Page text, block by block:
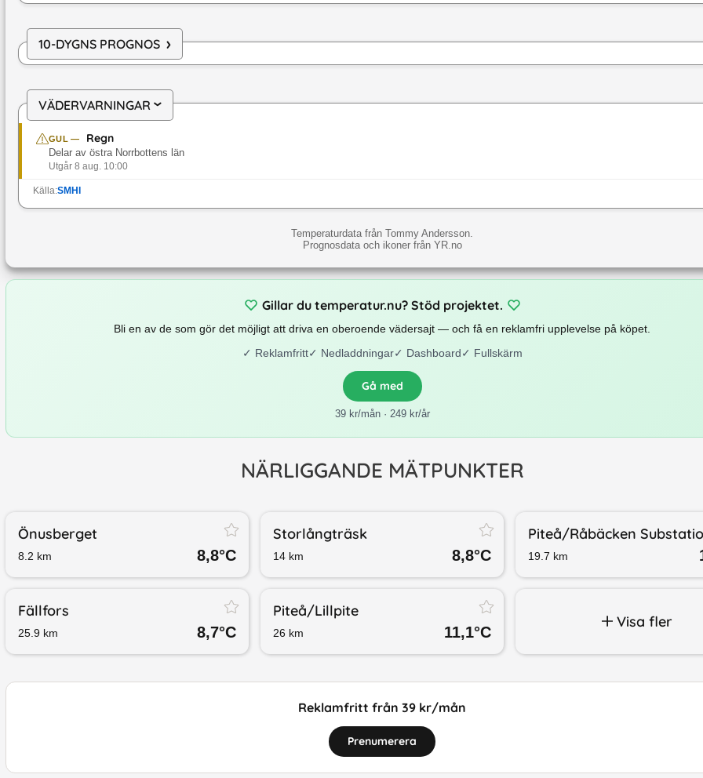
10-DYGNS PROGNOS ›
VÄDERVARNINGAR›
GUL — Regn
Delar av östra Norrbottens län
Utgår 8 aug. 10:00
Källa:SMHI
Temperaturdata från Tommy Andersson.
Prognosdata och ikoner från YR.no
Gillar du temperatur.nu? Stöd projektet.
Bli en av de som gör det möjligt att driva en oberoende vädersajt — och få en reklamfri upplevelse på köpet.
✓ Reklamfritt✓ Nedladdningar✓ Dashboard✓ Fullskärm
Gå med
39 kr/mån · 249 kr/år
NÄRLIGGANDE MÄTPUNKTER
Önusberget
8.2 km 8,8°C
Storlångträsk
14 km 8,8°C
Piteå/​Råbäcken
19.7 km
Fällfors
25.9 km 8,7°C
Piteå/​Lillpite
26 km 11,1°C
Visa fler
Reklamfritt från 39 kr/mån
Prenumerera